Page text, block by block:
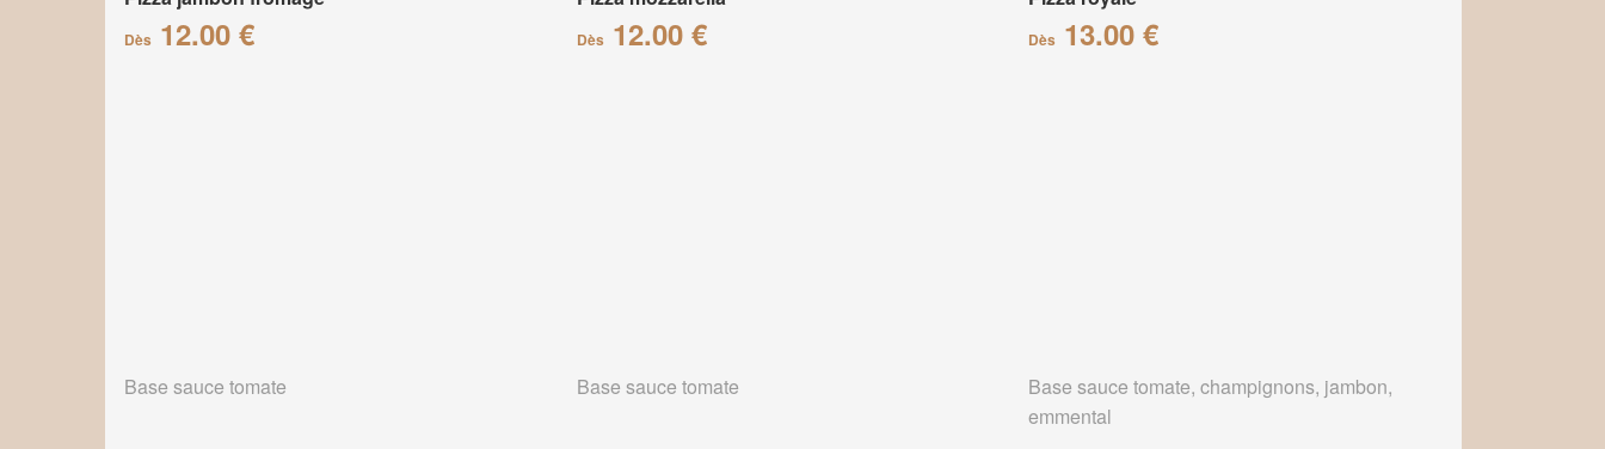
Dès 12.00 €
Base sauce tomate
Dès 12.00 €
Base sauce tomate
Dès 13.00 €
Base sauce tomate, champignons, jambon,
emmental